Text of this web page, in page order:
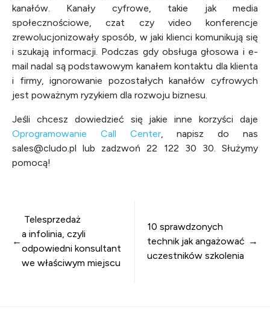
kanałów. Kanały cyfrowe, takie jak media
społecznościowe, czat czy video konferencje
zrewolucjonizowały sposób, w jaki klienci komunikują się
i szukają informacji. Podczas gdy obsługa głosowa i e-
mail nadal są podstawowym kanałem kontaktu dla klienta
i firmy, ignorowanie pozostałych kanałów cyfrowych
jest poważnym ryzykiem dla rozwoju biznesu.
Jeśli chcesz dowiedzieć się jakie inne korzyści daje
Oprogramowanie Call Center, napisz do nas
sales@cludo.pl lub zadzwoń 22 122 30 30. Służymy
pomocą!
Nawigacja wpisu
Telesprzedaż
a infolinia, czyli
odpowiedni konsultant
we właściwym miejscu
10 sprawdzonych
technik jak angażować
uczestników szkolenia